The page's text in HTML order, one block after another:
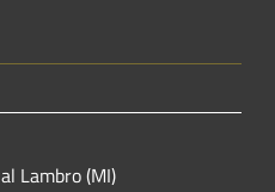
Lambro (MI)